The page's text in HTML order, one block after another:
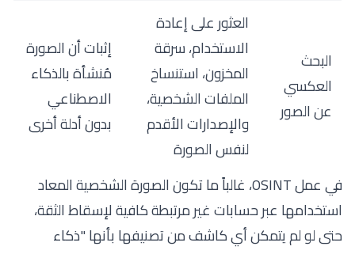
البحث
العكسي
عن الصور
العثور على إعادة
الاستخدام، سرقة
المخزون، استنساخ
الملفات الشخصية،
والإصدارات الأقدم
لنفس الصورة
إثبات أن الصورة
مُنشأة بالذكاء
الاصطناعي
بدون أدلة أخرى
في عمل OSINT، غالباً ما تكون الصورة الشخصية المعاد
استخدامها عبر حسابات غير مرتبطة كافية لإسقاط الثقة،
حتى لو لم يتمكن أي كاشف من تصنيفها بأنها "ذكاء